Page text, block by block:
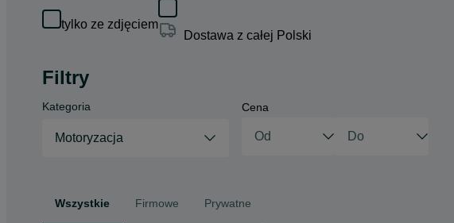
tylko ze zdjęciem
Dostawa z całej Polski
Filtry
Kategoria
Motoryzacja
Cena
Wszystkie Firmowe Prywatne